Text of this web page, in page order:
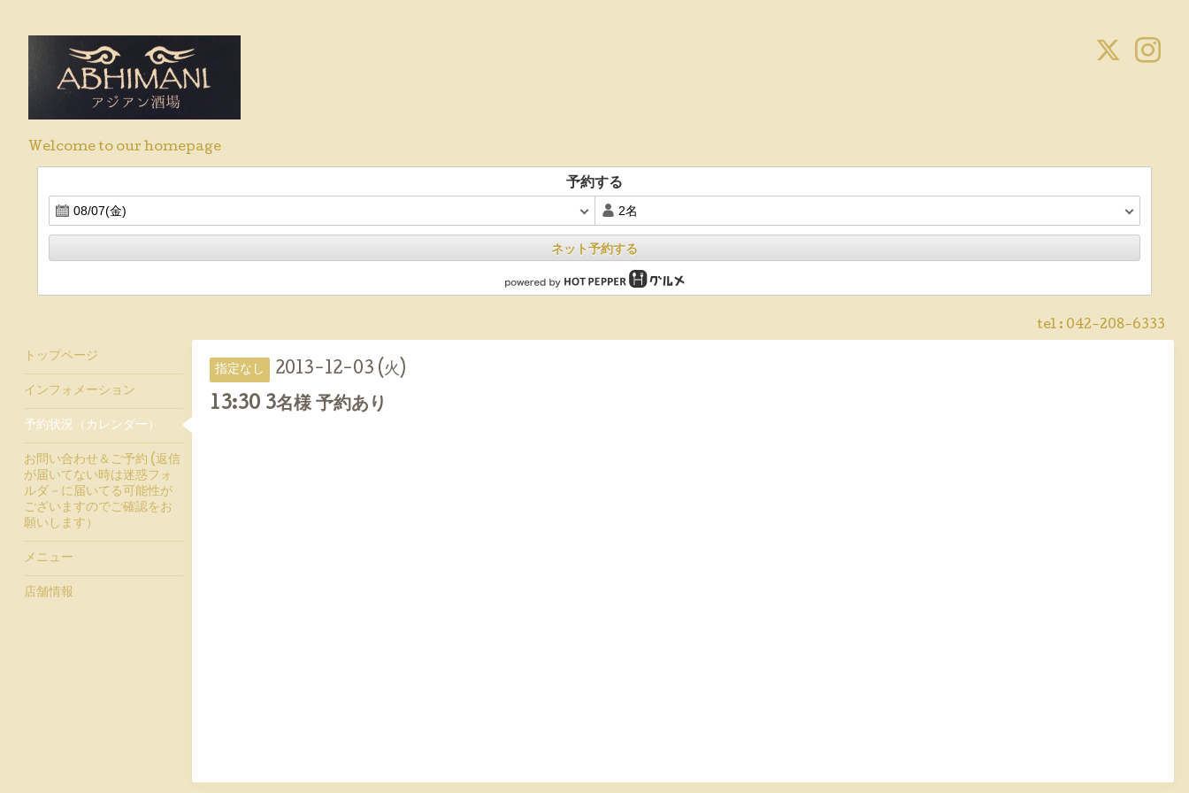
Welcome to our homepage
tel : 042-208-6333
予約する
ネット予約する
指定なし 2013-12-03 (火)
13:30 3名様 予約あり
トップページ
インフォメーション
予約状況（カレンダー）
お問い合わせ＆ご予約 (返信
が届いてない時は迷惑フォ
ルダ－に届いてる可能性が
ございますのでご確認をお
願いします）
メニュー
店舗情報